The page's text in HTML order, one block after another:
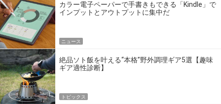
カラー電子ペーパーで手書きもできる「Kindle」で
インプットとアウトプットに集中だ
ニュース
絶品ソト飯を叶える“本格”野外調理ギア5選【趣味
ギア適性診断】
トピックス